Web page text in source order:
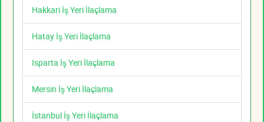
Hakkari İş Yeri İlaçlama
Hatay İş Yeri İlaçlama
Isparta İş Yeri İlaçlama
Mersin İş Yeri İlaçlama
İstanbul İş Yeri İlaçlama